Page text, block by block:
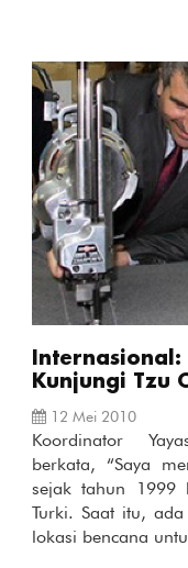
Internasional:
Kunjungi Tzu
12 Mei 2010
Koordinator
berkata, “Saya
sejak tahun 1999
Turki. Saat itu,
lokasi bencana